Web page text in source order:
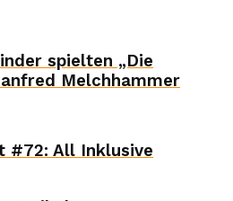
spielten „Die
Melchhammer
#72: All Inklusive